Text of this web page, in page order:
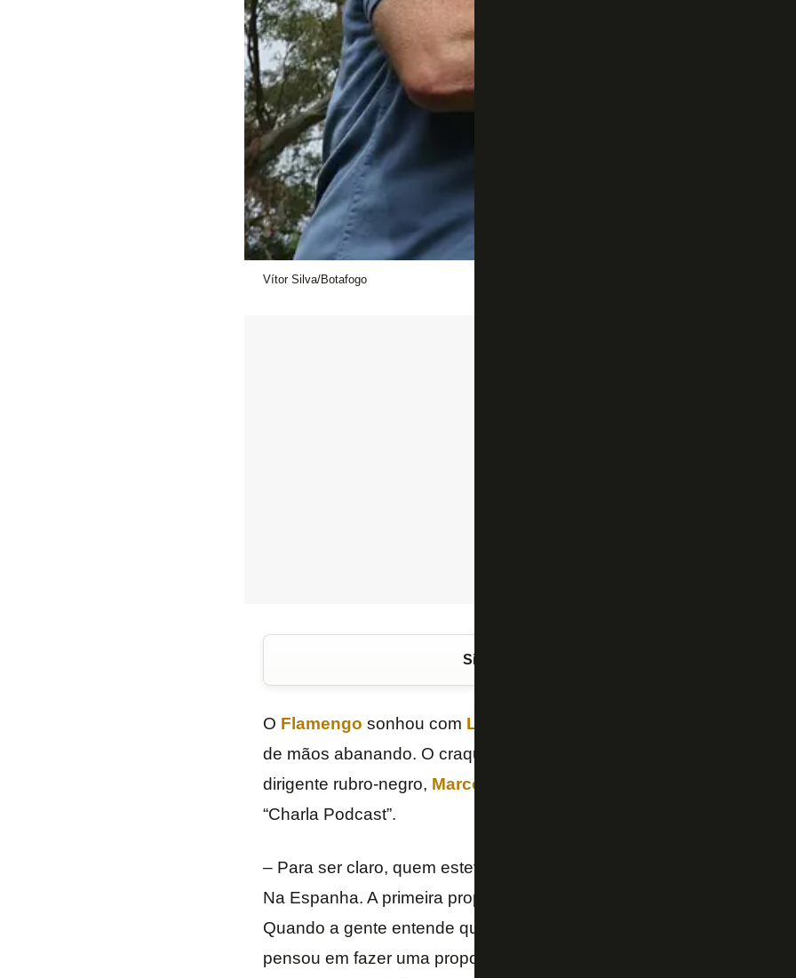
Vítor Silva/Botafogo
Siga o FogãoNET
O Flamengo sonhou com Luiz Henrique
de mãos abanando. O craque acertou com o
dirigente rubro-negro, Marcos Braz
“Charla Podcast”.
– Para ser claro, quem esteve na casa do Luiz Henrique fui eu. Eu e
Na Espanha. A primeira proposta do Flamengo era uma proposta de
Quando a gente entende que por empréstimo não saía de jeito
pensou em fazer uma proposta, o John Textor vai e paga o preço